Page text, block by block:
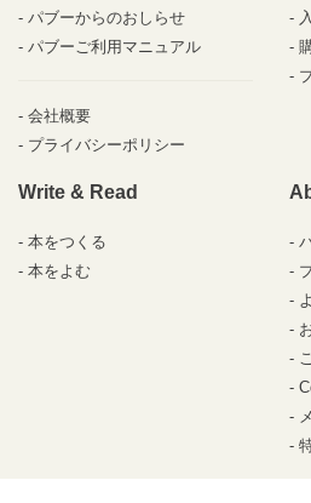
パブーからのおしらせ
パブーご利用マニュアル
会社概要
プライバシーポリシー
Write & Read
本をつくる
本をよむ